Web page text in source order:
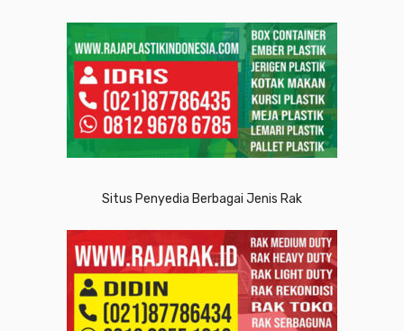
Situs Penyedia Berbagai Jenis Rak